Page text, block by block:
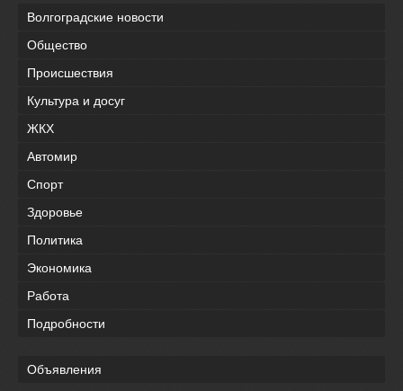
Волгоградские новости
Общество
Происшествия
Культура и досуг
ЖКХ
Автомир
Спорт
Здоровье
Политика
Экономика
Работа
Подробности
Объявления